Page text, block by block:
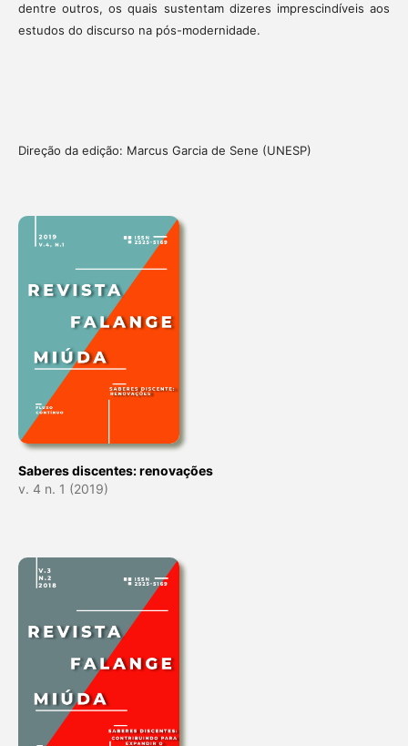
dentre outros, os quais sustentam dizeres imprescindíveis aos
estudos do discurso na pós-modernidade.
Direção da edição: Marcus Garcia de Sene (UNESP)
Saberes discentes: renovações
v. 4 n. 1 (2019)